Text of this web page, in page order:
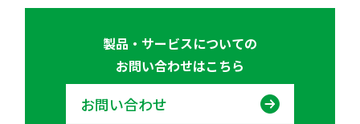
製品・サービスについての
お問い合わせはこちら
お問い合わせ